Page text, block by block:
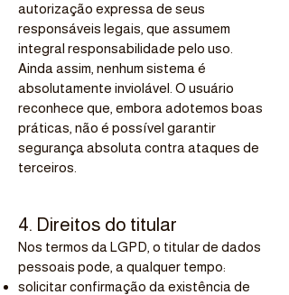
autorização expressa de seus
responsáveis legais, que assumem
integral responsabilidade pelo uso.
Ainda assim, nenhum sistema é
absolutamente inviolável. O usuário
reconhece que, embora adotemos boas
práticas, não é possível garantir
segurança absoluta contra ataques de
terceiros.
4. Direitos do titular
Nos termos da LGPD, o titular de dados
pessoais pode, a qualquer tempo:
solicitar confirmação da existência de